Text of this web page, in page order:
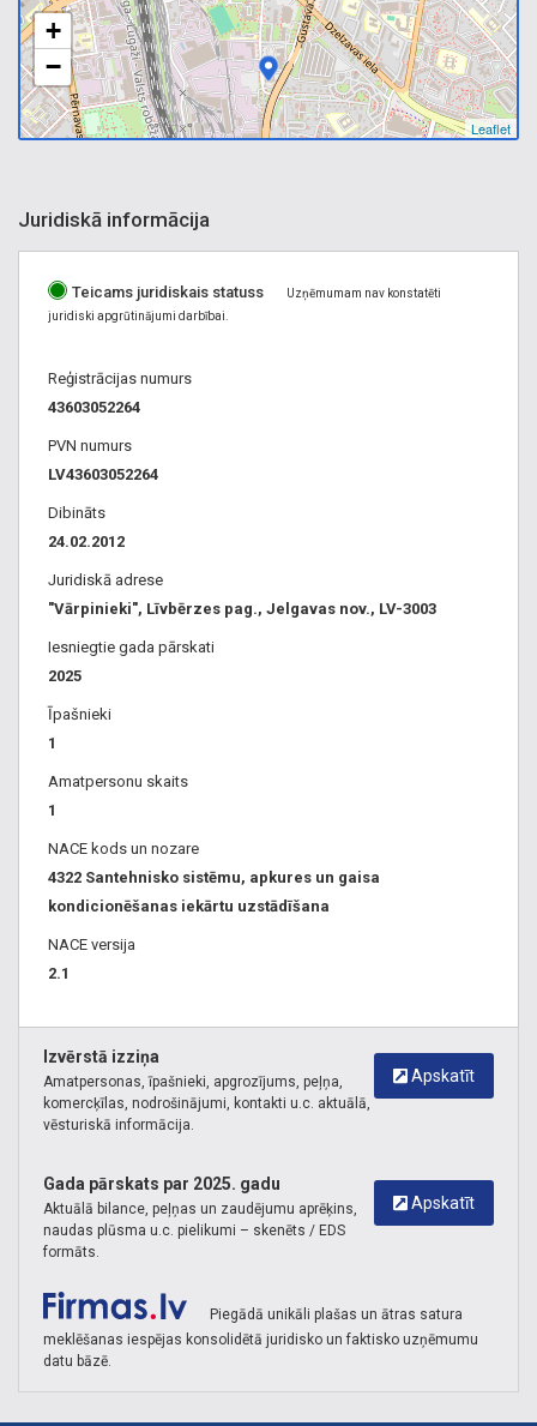
+
−
Leaflet
Juridiskā informācija
Teicams juridiskais statuss
Uzņēmumam nav konstatēti
juridiski apgrūtinājumi darbībai.
Reģistrācijas numurs
43603052264
PVN numurs
LV43603052264
Dibināts
24.02.2012
Juridiskā adrese
"Vārpinieki", Līvbērzes pag., Jelgavas nov., LV-3003
Iesniegtie gada pārskati
2025
Īpašnieki
1
Amatpersonu skaits
1
NACE kods un nozare
4322 Santehnisko sistēmu, apkures un gaisa
kondicionēšanas iekārtu uzstādīšana
NACE versija
2.1
Apskatīt
Izvērstā izziņa
Amatpersonas, īpašnieki, apgrozījums, peļņa,
komercķīlas, nodrošinājumi, kontakti u.c. aktuālā,
vēsturiskā informācija.
Apskatīt
Gada pārskats par 2025. gadu
Aktuālā bilance, peļņas un zaudējumu aprēķins,
naudas plūsma u.c. pielikumi – skenēts / EDS
formāts.
Piegādā unikāli plašas un ātras satura
meklēšanas iespējas konsolidētā juridisko un faktisko uzņēmumu
datu bāzē.